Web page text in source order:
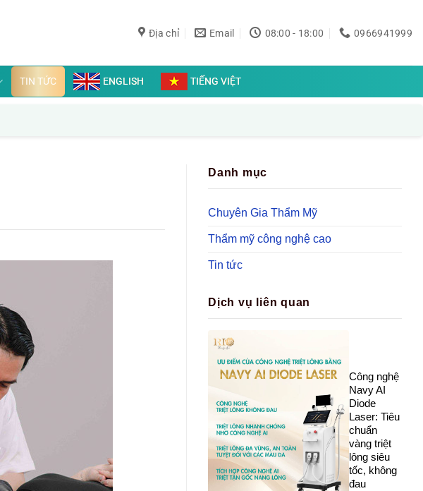
Địa chỉ Email 08:00 - 18:00 0966941999
TIN TỨC ENGLISH TIẾNG VIỆT
Danh mục
Chuyên Gia Thẩm Mỹ
Thẩm mỹ công nghệ cao
Tin tức
Dịch vụ liên quan
Công nghệ
Navy AI
Diode
Laser: Tiêu
chuẩn
vàng triệt
lông siêu
tốc, không
đau